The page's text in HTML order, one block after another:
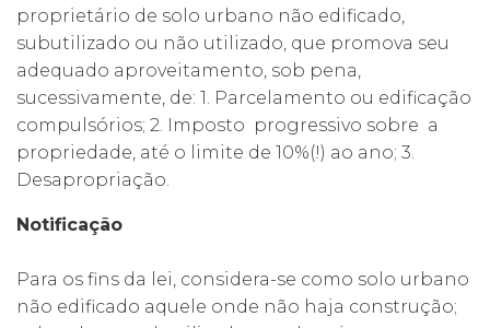
proprietário de solo urbano não edificado,
subutilizado ou não utilizado, que promova seu
adequado aproveitamento, sob pena,
sucessivamente, de: 1. Parcelamento ou edificação
compulsórios; 2. Imposto progressivo sobre a
propriedade, até o limite de 10%(!) ao ano; 3.
Desapropriação.
Notificação
Para os fins da lei, considera-se como solo urbano
não edificado aquele onde não haja construção;